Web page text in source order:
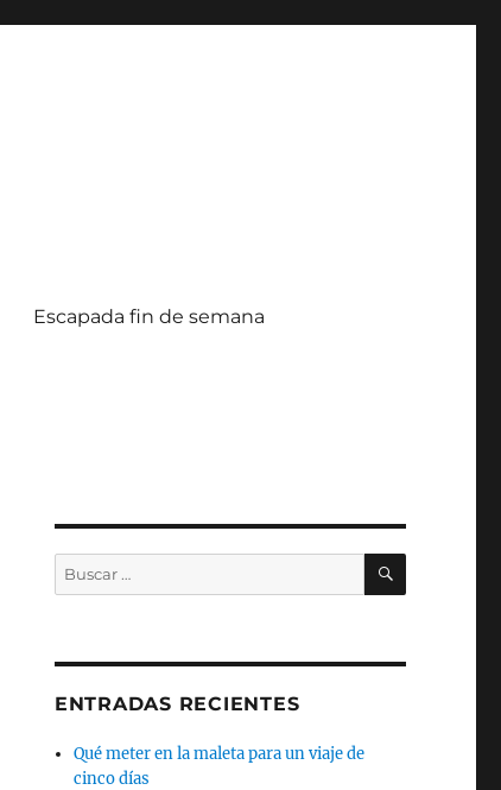
Escapada fin de semana
Buscar
por:
BUSCAR
ENTRADAS RECIENTES
Qué meter en la maleta para un viaje de
cinco días